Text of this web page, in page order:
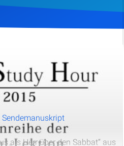
als Herr über den Sabbat“ aus